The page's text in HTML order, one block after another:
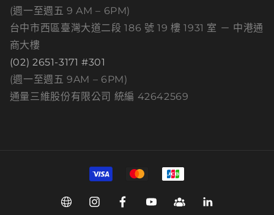
(週一至週五 9 AM – 6PM)
台中市西區臺灣大道二段 186 號 19 樓 1931 室 － 中港通
商大樓
(02) 2651-3171 #301
(週一至週五 9AM – 6PM)
通量三維股份有限公司 統編 42642569
Web InstagramFacebookYouTubeGroup Linkedin